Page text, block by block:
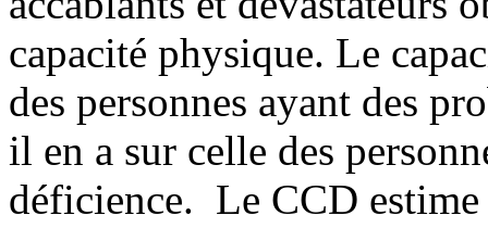
capacité physique. Le
des personnes ayant des
il en a sur celle des
déficience. Le CCD